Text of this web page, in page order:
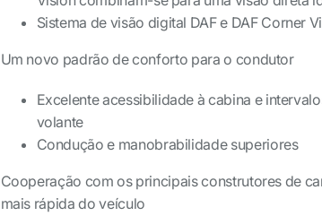
Sistema de visão digital DAF e DAF Corner
Um novo padrão de conforto para o condutor
Excelente acessibilidade à cabina e
volante
Condução e manobrabilidade superiores
Cooperação com os principais construtores de
mais rápida do veículo